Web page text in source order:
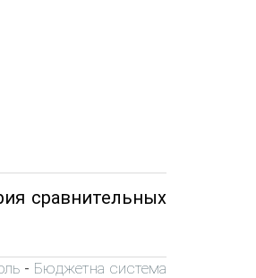
сравнительных
- Бюджетна система